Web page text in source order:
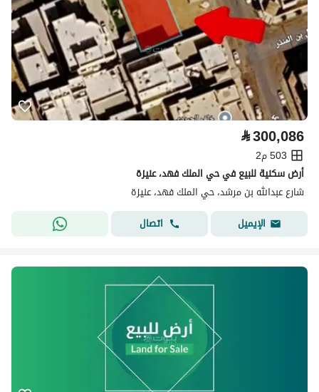
⃁300,086
503 م2
أرض سكنية للبيع في حي الملك فهد، عنيزة
شارع عبدالله بن مرشد، حي الملك فهد، عنيزة
الإيميل
اتصال